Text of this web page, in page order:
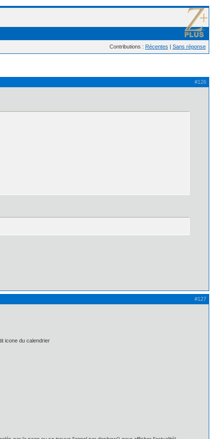
Contributions : Récentes | Sans réponse
#126
#127
icone du calendrier